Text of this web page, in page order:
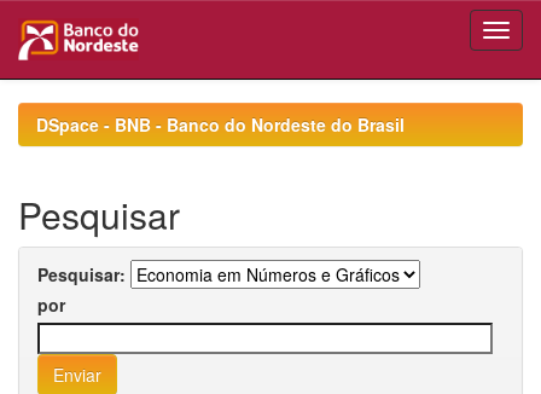
navigationDSpace - BNB - Banco do Nordeste do Brasil
Pesquisar
Pesquisar:
por